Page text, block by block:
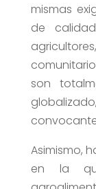
mismas
de
son
Asimismo,
en la